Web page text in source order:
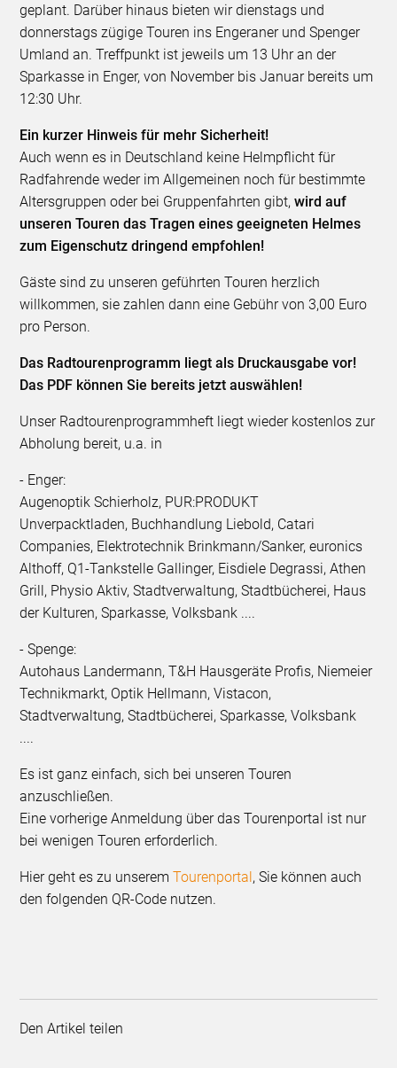
geplant. Darüber hinaus bieten wir dienstags und
donnerstags zügige Touren ins Engeraner und Spenger
Umland an. Treffpunkt ist jeweils um 13 Uhr an der
Sparkasse in Enger, von November bis Januar bereits um
12:30 Uhr.
Ein kurzer Hinweis für mehr Sicherheit!
Auch wenn es in Deutschland keine Helmpflicht für
Radfahrende weder im Allgemeinen noch für bestimmte
Altersgruppen oder bei Gruppenfahrten gibt,wird auf
unseren Touren das Tragen eines geeigneten Helmes
zum Eigenschutz dringend empfohlen!
Gäste sind zu unseren geführten Touren herzlich
willkommen, sie zahlen dann eine Gebühr von 3,00 Euro
pro Person.
Das Radtourenprogramm liegt als Druckausgabe vor!
Das PDF können Sie bereits jetzt auswählen!
Unser Radtourenprogrammheft liegt wieder kostenlos zur
Abholung bereit, u.a. in
- Enger:
Augenoptik Schierholz, PUR:PRODUKT
Unverpacktladen, Buchhandlung Liebold, Catari
Companies, Elektrotechnik Brinkmann/Sanker, euronics
Althoff, Q1-Tankstelle Gallinger, Eisdiele Degrassi, Athen
Grill, Physio Aktiv, Stadtverwaltung, Stadtbücherei, Haus
der Kulturen, Sparkasse, Volksbank ....
- Spenge:
Autohaus Landermann, T&H Hausgeräte Profis, Niemeier
Technikmarkt, Optik Hellmann, Vistacon,
Stadtverwaltung, Stadtbücherei, Sparkasse, Volksbank
....
Es ist ganz einfach, sich bei unseren Touren
anzuschließen.
Eine vorherige Anmeldung über das Tourenportal ist nur
bei wenigen Touren erforderlich.
Hier geht es zu unseremTourenportal, Sie können auch
den folgenden QR-Code nutzen.
Den Artikel teilen